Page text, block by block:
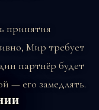
принятия
Мир требует
партнёр будет
— его замедлять.